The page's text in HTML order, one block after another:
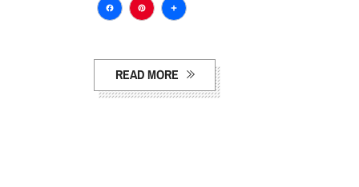
Facebook
Pinterest
Compartir
READ MORE